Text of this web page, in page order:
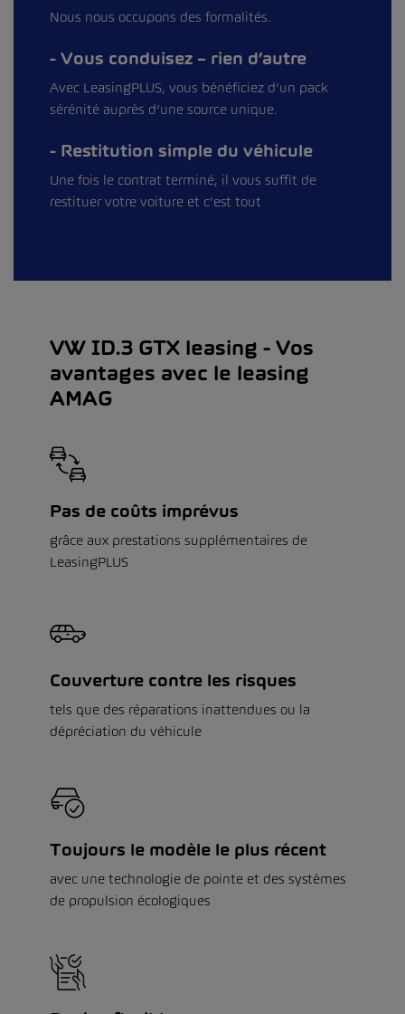
Nous nous occupons des formalités.
Vous conduisez – rien d’autre
Avec LeasingPLUS, vous bénéficiez d’un pack
sérénité auprès d’une source unique.
Restitution simple du véhicule
Une fois le contrat terminé, il vous suffit de
restituer votre voiture et c’est tout
VW ID.3 GTX leasing - Vos
avantages avec le leasing
AMAG
Pas de coûts imprévus
grâce aux prestations supplémentaires de
LeasingPLUS
Couverture contre les risques
tels que des réparations inattendues ou la
dépréciation du véhicule
Toujours le modèle le plus récent
avec une technologie de pointe et des systèmes
de propulsion écologiques